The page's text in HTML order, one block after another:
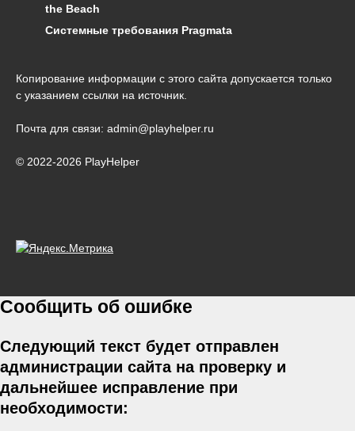
the Beach
Системные требования Pragmata
Копирование информации с этого сайта допускается только
с указанием ссылки на источник.
Почта для связи: admin@playhelper.ru
© 2022-2026 PlayHelper
Сообщить об ошибке
Следующий текст будет отправлен
администрации сайта на проверку и
дальнейшее исправление при
необходимости: